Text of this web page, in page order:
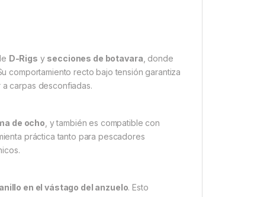
D-Rigs y secciones de botavara , donde
comportamiento recto bajo tensión garantiza
carpas desconfiadas.
de ocho , y también es compatible con
práctica tanto para pescadores
en el vástago del anzuelo. Esto